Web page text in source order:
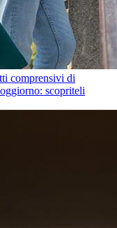
comprensivi di
scopriteli